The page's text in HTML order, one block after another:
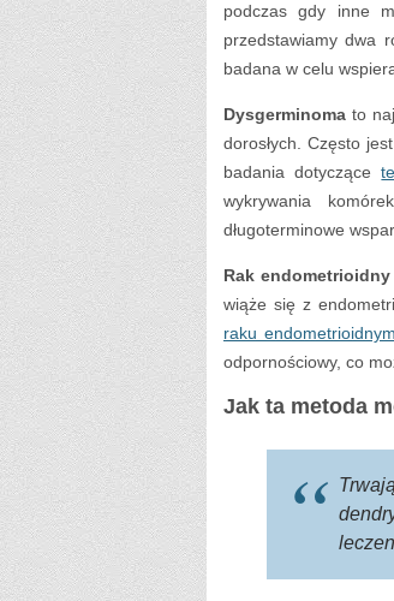
podczas gdy inne
przedstawiamy dwa
badana w celu
Dysgerminoma to
dorosłych. Często
badania dotyczące
wykrywania
długoterminowe
Rak endometrioidny
wiąże się z
raku endometrioidnym
odpornościowy, co
Jak ta metoda